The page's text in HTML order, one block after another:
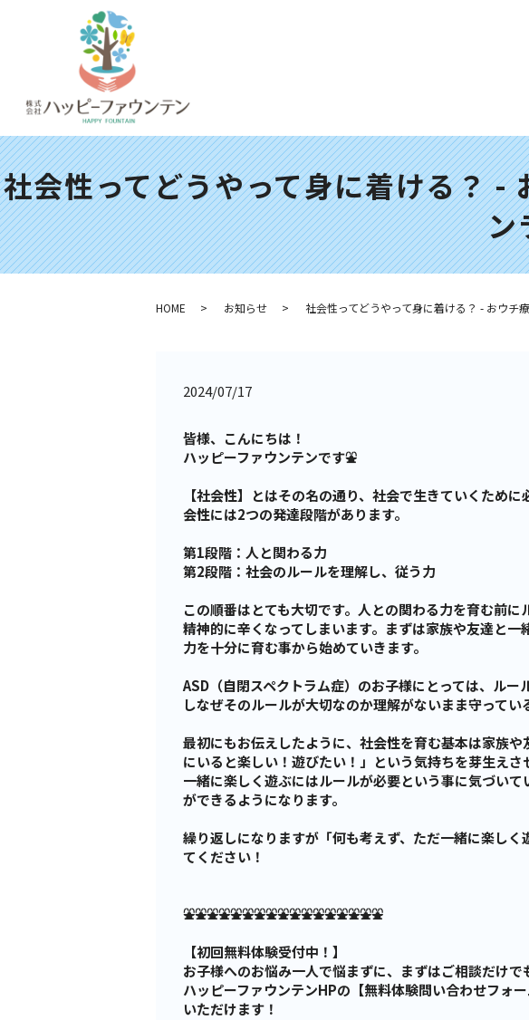
社会性ってどうやって身に着ける？ -
ン
HOME お知らせ 社会性ってどうやって身に着ける？ - おウチ
2024/07/17
皆様、こんにちは！
ハッピーファウンテンです⛲
【社会性】とはその名の通り、社会で生きていくため
会性には2つの発達段階があります。
第1段階：人と関わる力
第2段階：社会のルールを理解し、従う力
この順番はとても大切です。人との関わる力を育む前
精神的に辛くなってしまいます。まずは家族や友達と
力を十分に育む事から始めていきます。
ASD（自閉スペクトラム症）のお子様にとっては、ル
しなぜそのルールが大切なのか理解がないまま守ってい
最初にもお伝えしたように、社会性を育む基本は家族
にいると楽しい！遊びたい！」という気持ちを芽生え
一緒に楽しく遊ぶにはルールが必要という事に気づい
ができるようになります。
繰り返しになりますが「何も考えず、ただ一緒に楽し
てください！
⛲⛲⛲⛲⛲⛲⛲⛲⛲⛲⛲⛲⛲⛲⛲⛲⛲
【初回無料体験受付中！】
お子様へのお悩み一人で悩まずに、まずはご相談だけ
ハッピーファウンテンHPの【無料体験問い合わせフォ
いただけます！